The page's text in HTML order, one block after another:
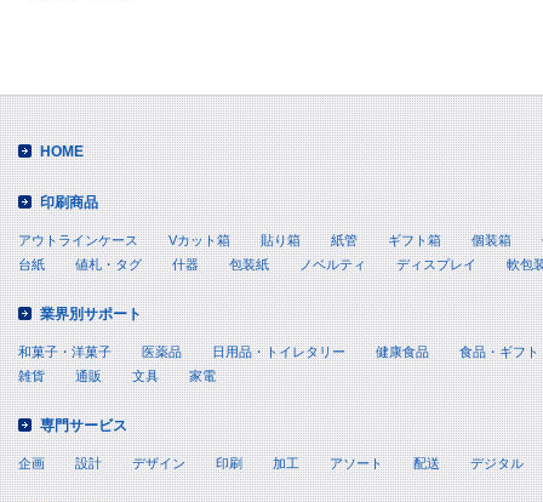
HOME
印刷商品
アウトラインケース Vカット箱 貼り箱 紙管 ギフト箱 個装箱
台紙
値札・タグ 什器 包装紙 ノベルティ ディスプレイ 軟包
業界別サポート
和菓子・洋菓子 医薬品 日用品・トイレタリー 健康食品
食品・ギフト
雑貨
通販 文具 家電
専門サービス
企画 設計 デザイン 印刷 加工 アソート 配送 デジタル